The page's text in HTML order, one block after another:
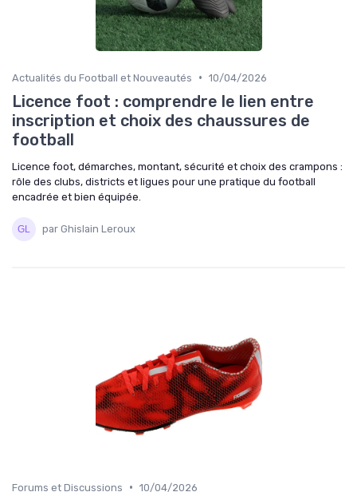
Actualités du Football et Nouveautés • 10/04/2026
Licence foot : comprendre le lien entre
inscription et choix des chaussures de
football
Licence foot, démarches, montant, sécurité et choix des crampons :
rôle des clubs, districts et ligues pour une pratique du football
encadrée et bien équipée.
par Ghislain Leroux
Forums et Discussions • 10/04/2026